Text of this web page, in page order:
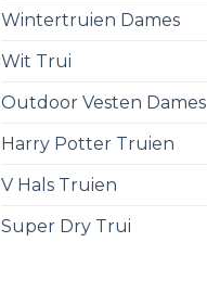
Wintertruien Dames
Wit Trui
Outdoor Vesten Dames
Harry Potter Truien
V Hals Truien
Super Dry Trui